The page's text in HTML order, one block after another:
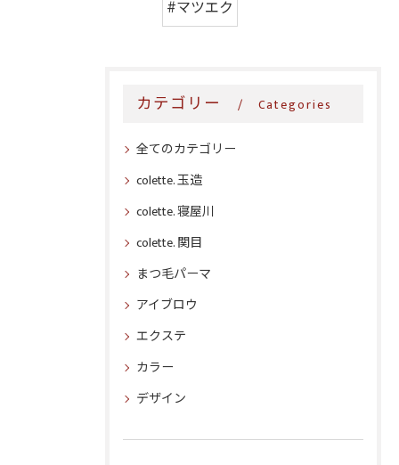
#マツエク
カテゴリー Categories
全てのカテゴリー
colette. 玉造
colette. 寝屋川
colette. 関目
まつ毛パーマ
アイブロウ
エクステ
カラー
デザイン